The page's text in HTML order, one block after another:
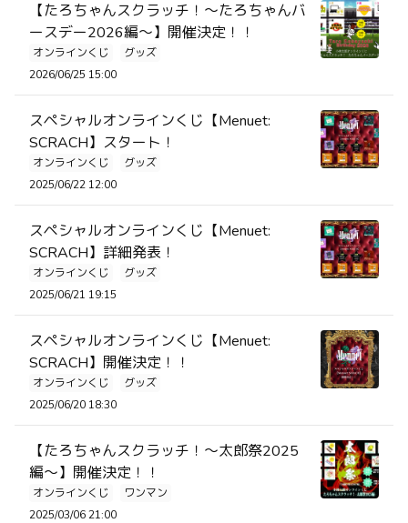
【たろちゃんスクラッチ！～たろちゃんバ
ースデー2026編～】開催決定！！
オンラインくじ
グッズ
2026/06/25 15:00
スペシャルオンラインくじ【Menuet:
SCRACH】スタート！
オンラインくじ
グッズ
2025/06/22 12:00
スペシャルオンラインくじ【Menuet:
SCRACH】詳細発表！
オンラインくじ
グッズ
2025/06/21 19:15
スペシャルオンラインくじ【Menuet:
SCRACH】開催決定！！
オンラインくじ
グッズ
2025/06/20 18:30
【たろちゃんスクラッチ！～太郎祭2025
編～】開催決定！！
オンラインくじ
ワンマン
2025/03/06 21:00